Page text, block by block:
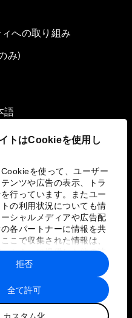
トはCookieを使用し
を使って、ユーザー
ンツや広告の表示、トラ
行っています。またユー
の利用状況についても情
シャルメディアや広告配
各パートナーに情報を共
こで収集された情報は、
ートナーに提供した他の情
のサービスを使用した際
と組み合わされ、各パー
用されることがありま
全て許可
カスタム化
拒否
への取り組み
み)
語